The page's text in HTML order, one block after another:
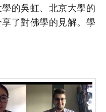
的吳虹、北京大學的
了對佛學的見解。學